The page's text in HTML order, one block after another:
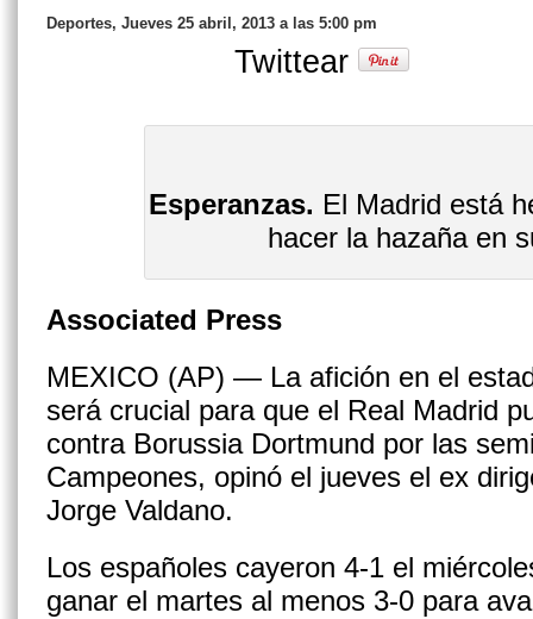
Deportes, Jueves 25 abril, 2013 a las 5:00 pm
Twittear
Esperanzas. El Madrid está
hacer la hazaña en
Associated Press
MEXICO (AP) — La afición en el
será crucial para que el Real Madrid
contra Borussia Dortmund por las
Campeones, opinó el jueves el ex
Jorge Valdano.
Los españoles cayeron 4-1 el
ganar el martes al menos 3-0 para